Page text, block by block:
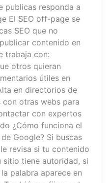
publicas responda a
El SEO off-page se
SEO que no
contenido en
trabaja con:
otros quieran
útiles en
en directorios de
otras webs para
con expertos
¿Cómo funciona el
Google?​ Si buscas
revisa si tu contenido
sitio tiene autoridad, si
palabra aparece en